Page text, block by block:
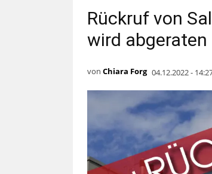
Rückruf von
wird abgeraten
von Chiara Forg 04.12.2022 -